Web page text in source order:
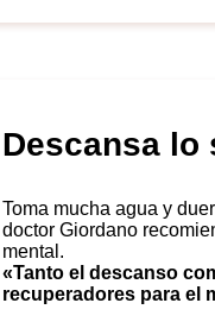
Descansa lo
Toma mucha agua y duerme lo suficiente, son los otros dos tips que el
doctor Giordano
mental.
«Tanto el descanso
recuperadores para el